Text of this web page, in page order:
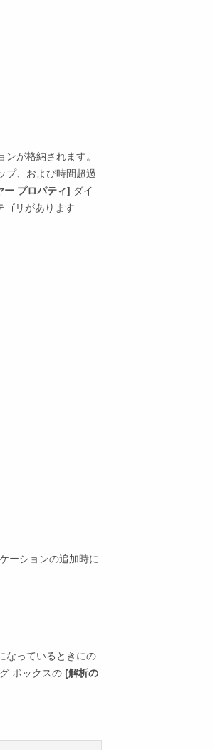
が格納されます。
プ、および時間超過
ー プロパティ] ダイ
ゴリがあります
ーションの追加時に
なっているときにの
ボックスの [解析の